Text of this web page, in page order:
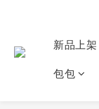
新品上架
包包